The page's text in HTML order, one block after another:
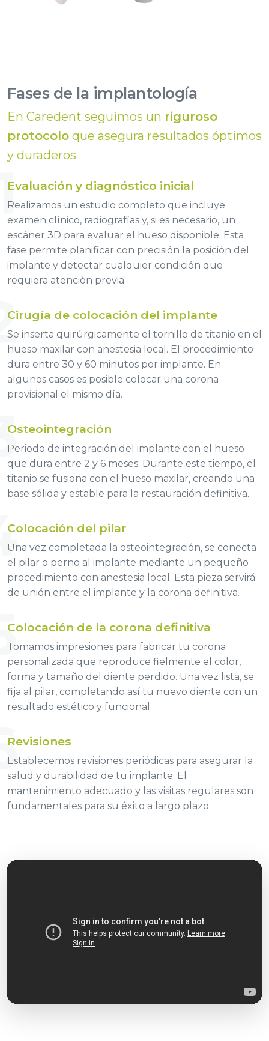
Fases de la implantología
En Caredent seguimos un riguroso
protocolo que asegura resultados óptimos
y duraderos
Evaluación y diagnóstico inicial
Realizamos un estudio completo que incluye
examen clínico, radiografías y, si es necesario, un
escáner 3D para evaluar el hueso disponible. Esta
fase permite planificar con precisión la posición del
implante y detectar cualquier condición que
requiera atención previa.
Cirugía de colocación del implante
Se inserta quirúrgicamente el tornillo de titanio en el
hueso maxilar con anestesia local. El procedimiento
dura entre 30 y 60 minutos por implante. En
algunos casos es posible colocar una corona
provisional el mismo día.
Osteointegración
Periodo de integración del implante con el hueso
que dura entre 2 y 6 meses. Durante este tiempo, el
titanio se fusiona con el hueso maxilar, creando una
base sólida y estable para la restauración definitiva.
Colocación del pilar
Una vez completada la osteointegración, se conecta
el pilar o perno al implante mediante un pequeño
procedimiento con anestesia local. Esta pieza servirá
de unión entre el implante y la corona definitiva.
Colocación de la corona definitiva
Tomamos impresiones para fabricar tu corona
personalizada que reproduce fielmente el color,
forma y tamaño del diente perdido. Una vez lista, se
fija al pilar, completando así tu nuevo diente con un
resultado estético y funcional.
Revisiones
Establecemos revisiones periódicas para asegurar la
salud y durabilidad de tu implante. El
mantenimiento adecuado y las visitas regulares son
fundamentales para su éxito a largo plazo.